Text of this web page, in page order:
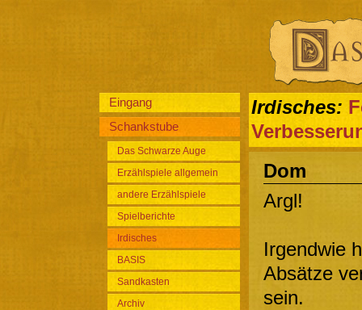
Eingang
Schankstube
Das Schwarze Auge
Erzählspiele allgemein
andere Erzählspiele
Spielberichte
Irdisches
BASIS
Sandkasten
Archiv
Irdisches:
Dom
Argl!
Irgendwie
Absätze
sein.